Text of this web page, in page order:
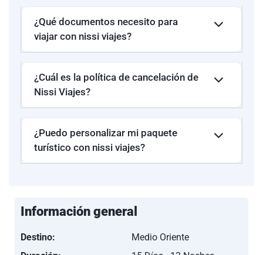
¿Qué documentos necesito para
viajar con nissi viajes?
¿Cuál es la política de cancelación de
Nissi Viajes?
¿Puedo personalizar mi paquete
turístico con nissi viajes?
Información general
Destino:
Medio Oriente